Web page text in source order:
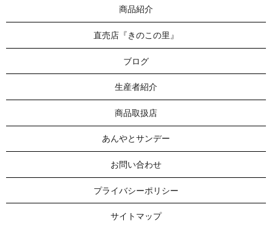
商品紹介
直売店『きのこの里』
ブログ
生産者紹介
商品取扱店
あんやとサンデー
お問い合わせ
プライバシーポリシー
サイトマップ